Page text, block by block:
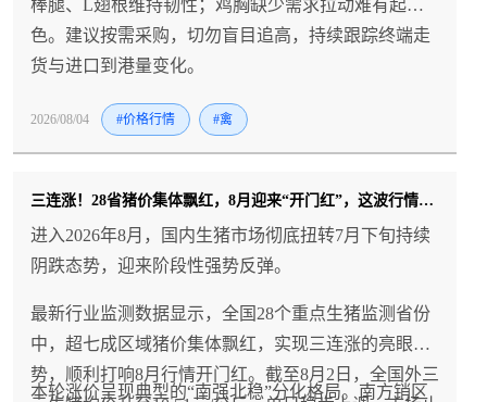
棒腿、L翅根维持韧性；鸡胸缺少需求拉动难有起
色。建议按需采购，切勿盲目追高，持续跟踪终端走
货与进口到港量变化。
2026/08/04 #价格行情 #禽
三连涨！28省猪价集体飘红，8月迎来“开门红”，这波行情持续多久？
进入2026年8月，国内生猪市场彻底扭转7月下旬持续
阴跌态势，迎来阶段性强势反弹。
最新行业监测数据显示，全国28个重点生猪监测省份
中，超七成区域猪价集体飘红，实现三连涨的亮眼走
势，顺利打响8月行情开门红。截至8月2日，全国外三
本轮涨价呈现典型的“南强北稳”分化格局。南方销区